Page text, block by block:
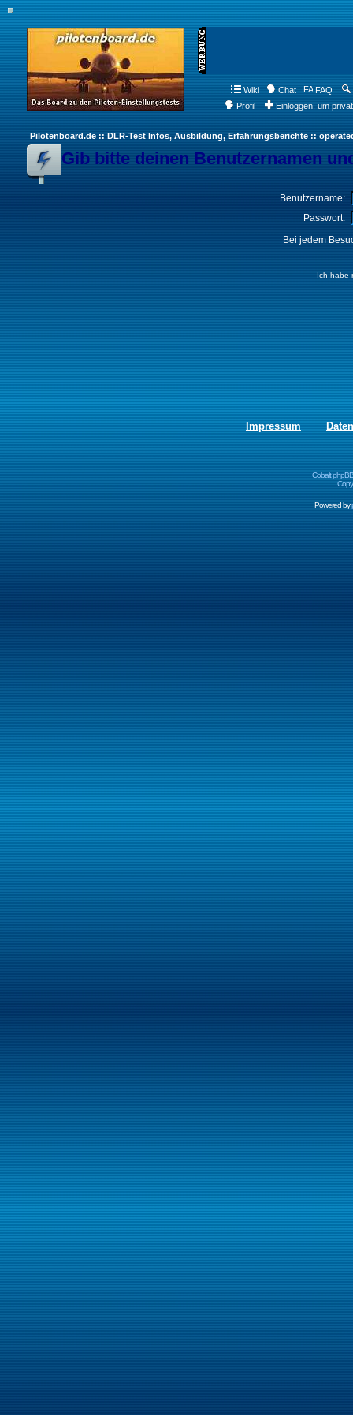
Wiki Chat FAQ
Profil
Einloggen, um
Pilotenboard.de :: DLR-Test Infos, Ausbildung, Erfahrungsberichte ::
Gib bitte deinen Benutzernamen
Benutzername:
Passwort:
Bei jedem
Ich habe
Impressum
Cobalt
Powered by